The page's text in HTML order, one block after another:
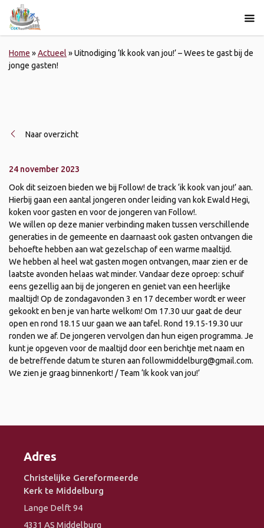
Home »Actueel »Uitnodiging ‘Ik kook van jou!’ – Wees te gast bij de
jonge gasten!
Naar overzicht
24 november 2023
Ook dit seizoen bieden we bij Follow! de track ‘ik kook van jou!’ aan.
Hierbij gaan een aantal jongeren onder leiding van kok Ewald Hegi,
koken voor gasten en voor de jongeren van Follow!.
We willen op deze manier verbinding maken tussen verschillende
generaties in de gemeente en daarnaast ook gasten ontvangen die
behoefte hebben aan wat gezelschap of een warme maaltijd.
We hebben al heel wat gasten mogen ontvangen, maar zien er de
laatste avonden helaas wat minder. Vandaar deze oproep: schuif
eens gezellig aan bij de jongeren en geniet van een heerlijke
maaltijd! Op de zondagavonden 3 en 17 december wordt er weer
gekookt en ben je van harte welkom! Om 17.30 uur gaat de deur
open en rond 18.15 uur gaan we aan tafel. Rond 19.15-19.30 uur
ronden we af. De jongeren vervolgen dan hun eigen programma. Je
kunt je opgeven voor de maaltijd door een berichtje met naam en
de betreffende datum te sturen aan followmiddelburg@gmail.com.
We zien je graag binnenkort! / Team ‘Ik kook van jou!’
Adres
Christelijke Gereformeerde
Kerk te Middelburg
Lange Delft 94
4331 AS Middelburg